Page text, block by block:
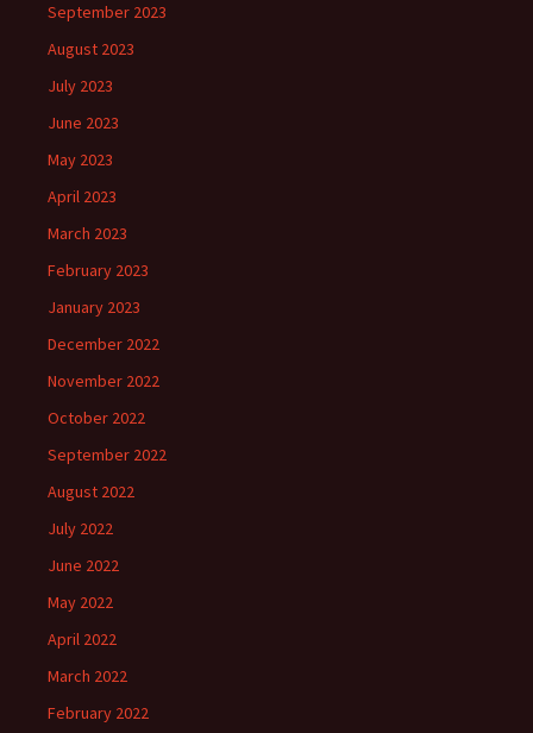
September 2023
August 2023
July 2023
June 2023
May 2023
April 2023
March 2023
February 2023
January 2023
December 2022
November 2022
October 2022
September 2022
August 2022
July 2022
June 2022
May 2022
April 2022
March 2022
February 2022